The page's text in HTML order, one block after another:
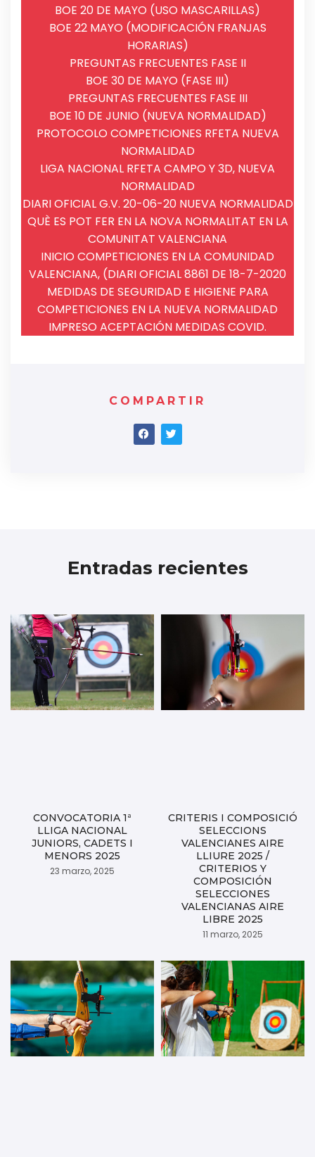
BOE 20 DE MAYO (USO MASCARILLAS)
BOE 22 MAYO (MODIFICACIÓN FRANJAS
HORARIAS)
PREGUNTAS FRECUENTES FASE II
BOE 30 DE MAYO (FASE III)
PREGUNTAS FRECUENTES FASE III
BOE 10 DE JUNIO (NUEVA NORMALIDAD)
PROTOCOLO COMPETICIONES RFETA NUEVA
NORMALIDAD
LIGA NACIONAL RFETA CAMPO Y 3D, NUEVA
NORMALIDAD
DIARI OFICIAL G.V. 20-06-20 NUEVA NORMALIDAD
QUÈ ES POT FER EN LA NOVA NORMALITAT EN LA
COMUNITAT VALENCIANA
INICIO COMPETICIONES EN LA COMUNIDAD
VALENCIANA, (DIARI OFICIAL 8861 DE 18-7-2020
MEDIDAS DE SEGURIDAD E HIGIENE PARA
COMPETICIONES EN LA NUEVA NORMALIDAD
IMPRESO ACEPTACIÓN MEDIDAS COVID.
COMPARTIR
Entradas recientes
CONVOCATORIA 1ª
LLIGA NACIONAL
JUNIORS, CADETS I
MENORS 2025
23 marzo, 2025
CRITERIS I COMPOSICIÓ
SELECCIONS
VALENCIANES AIRE
LLIURE 2025 /
CRITERIOS Y
COMPOSICIÓN
SELECCIONES
VALENCIANAS AIRE
LIBRE 2025
11 marzo, 2025